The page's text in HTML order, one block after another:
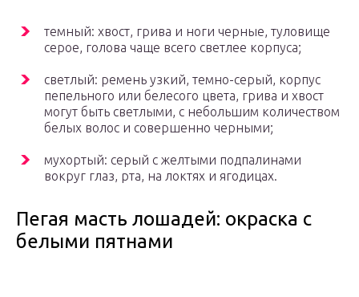
темный: хвост, грива и ноги черные, туловище
серое, голова чаще всего светлее корпуса;
светлый: ремень узкий, темно-серый, корпус
пепельного или белесого цвета, грива и хвост
могут быть светлыми, с небольшим количеством
белых волос и совершенно черными;
мухортый: серый с желтыми подпалинами
вокруг глаз, рта, на локтях и ягодицах.
Пегая масть лошадей: окраска с
белыми пятнами